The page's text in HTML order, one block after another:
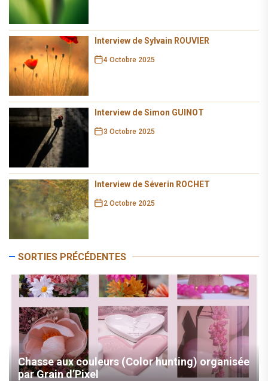
Interview de Sylvain ROUVIER
4 Octobre 2025
Interview de Simon GUINOT
3 Octobre 2025
Interview de Séverin ROCHET
2 Octobre 2025
SORTIES PRÉCÉDENTES
Chasse aux couleurs (Color hunting) organisée
par Grain d’Pixel